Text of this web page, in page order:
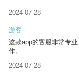
2024-07-28
游客
这款app的客服非常专
作。
2024-07-28